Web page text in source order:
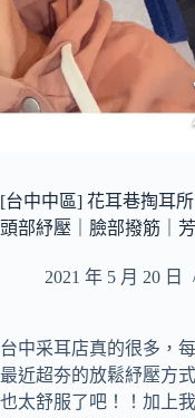
[台中中區] 花耳巷掏耳
頭部紓壓｜臉部撥筋｜
2021 年 5 月 20 日
台中采耳店真的很多，
最近超夯的放鬆紓壓方
也太舒服了吧！！加上